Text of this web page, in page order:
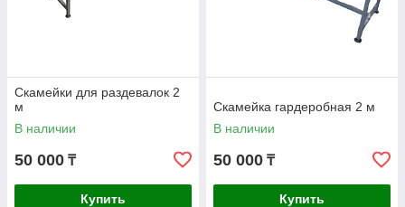
Поверхности легко очищаются и не требуют сложного ухода,
удобство использования.
Скамейки для раздевалок 2
м
В наличии
50 000 ₸
Купить
Скамейка гардеробная 2 м
В наличии
50 000 ₸
Купить